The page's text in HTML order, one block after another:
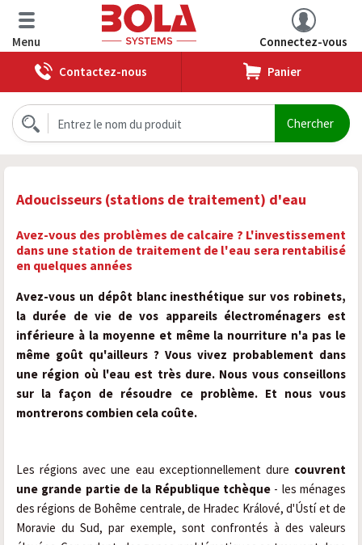
Menu
Connectez-vous
Contactez-nous
Panier
Adoucisseurs (stations de traitement) d'eau
Avez-vous des problèmes de calcaire ? L'investissement
dans une station de traitement de l'eau sera rentabilisé
en quelques années
Avez-vous un dépôt blanc inesthétique sur vos robinets,
la durée de vie de vos appareils électroménagers est
inférieure à la moyenne et même la nourriture n'a pas le
même goût qu'ailleurs ? Vous vivez probablement dans
une région où l'eau est très dure. Nous vous conseillons
sur la façon de résoudre ce problème. Et nous vous
montrerons combien cela coûte.
Les régions avec une eau exceptionnellement dure couvrent
une grande partie de la République tchèque - les ménages
des régions de Bohême centrale, de Hradec Králové, d'Ústí et de
Moravie du Sud, par exemple, sont confrontés à des valeurs